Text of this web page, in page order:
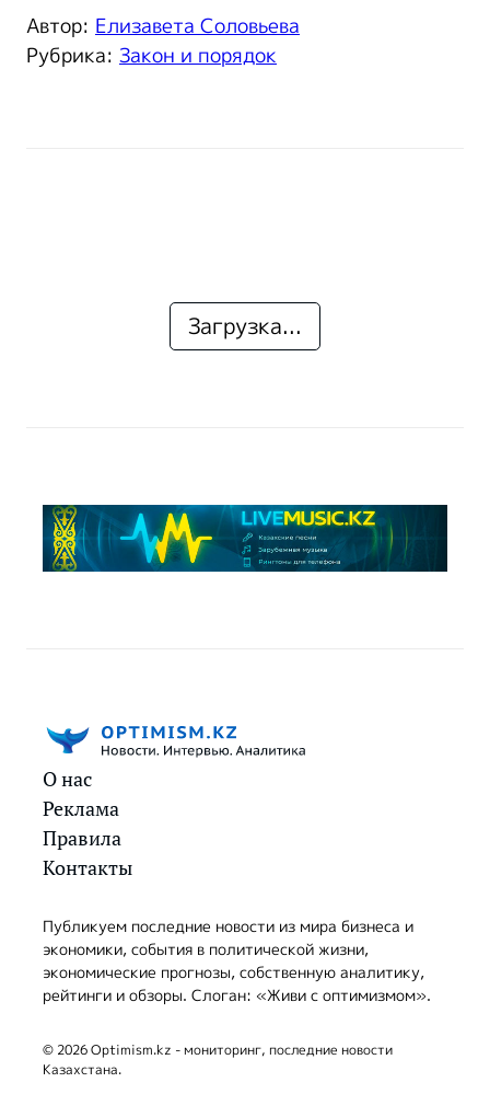
Автор: Елизавета Соловьева
Рубрика: Закон и порядок
Загрузка...
О нас
Реклама
Правила
Контакты
Публикуем последние новости из мира бизнеса и
экономики, события в политической жизни,
экономические прогнозы, собственную аналитику,
рейтинги и обзоры. Слоган: «Живи с оптимизмом».
© 2026 Optimism.kz - мониторинг, последние новости
Казахстана.